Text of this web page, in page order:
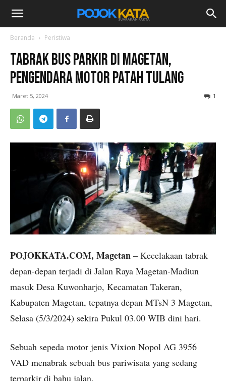
Beranda Peristiwa
Tabrak Bus Parkir di Magetan,
Pengendara Motor Patah Tulang
Maret 5, 2024 1
POJOKKATA.COM, Magetan – Kecelakaan tabrak
depan-depan terjadi di Jalan Raya Magetan-Madiun
masuk Desa Kuwonharjo, Kecamatan Takeran,
Kabupaten Magetan, tepatnya depan MTsN 3 Magetan,
Selasa (5/3/2024) sekira Pukul 03.00 WIB dini hari.
Sebuah sepeda motor jenis Vixion Nopol AG 3956
VAD menabrak sebuah bus pariwisata yang sedang
terparkir di bahu jalan.